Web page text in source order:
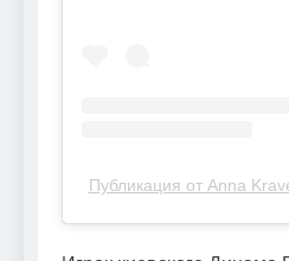
Публикация от Anna